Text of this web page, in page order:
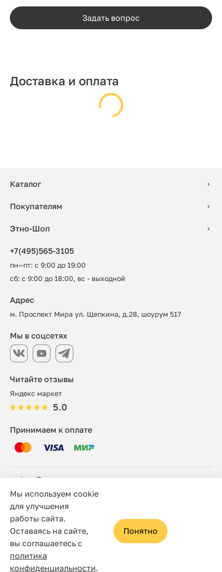
Задать вопрос
Доставка и оплата
Каталог
Покупателям
Этно-Шоп
+7(495)565-3105
пн—пт: с 9:00 до 19:00
сб: с 9:00 до 18:00, вс - выходной
Читайте отзывы
Яндекс маркет
5.0
Адрес
м. Проспект Мира ул. Щепкина, д.28, шоурум 517
Принимаем к оплате
Мы в соцсетях
© 2006 - 2026 Этно-шоп, Интернет-магазин
Политика конфиденциальности
Сайт носит исключительно информационный характер, и
ни при каких условиях не является публичной офертой,
определяемой положениями статьи 437(2) Гражданского
кодекса Российской Федерации
Мы используем cookie
для улучшения
работы сайта.
Оставаясь на сайте,
вы соглашаетесь с
политика
конфиденциальности.
Понятно